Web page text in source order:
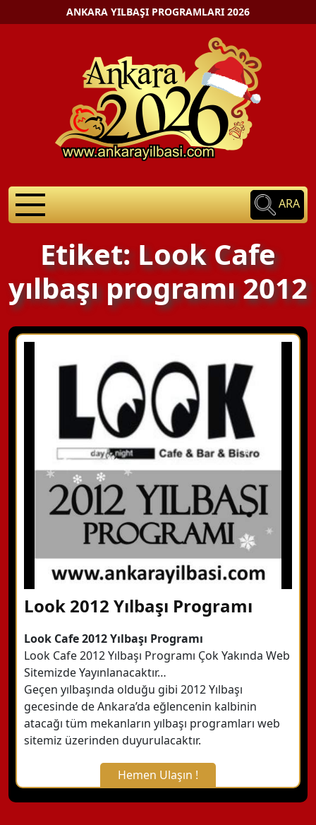
ANKARA YILBAŞI PROGRAMLARI 2026
ARA
Etiket: Look Cafe
yılbaşı programı 2012
Look 2012 Yılbaşı Programı
Look Cafe 2012 Yılbaşı Programı
Look Cafe 2012 Yılbaşı Programı Çok Yakında Web
Sitemizde Yayınlanacaktır…
Geçen yılbaşında olduğu gibi 2012 Yılbaşı
gecesinde de Ankara’da eğlencenin kalbinin
atacağı tüm mekanların yılbaşı programları web
sitemiz üzerinden duyurulacaktır.
Hemen Ulaşın !
X Kapat